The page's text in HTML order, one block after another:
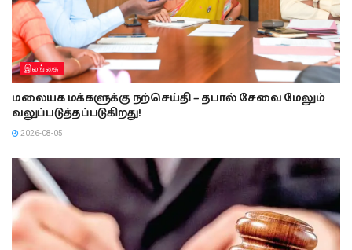
இலங்கை
மலையக மக்களுக்கு நற்செய்தி – தபால் சேவை மேலும்
வலுப்படுத்தப்படுகிறது!
2026-08-05